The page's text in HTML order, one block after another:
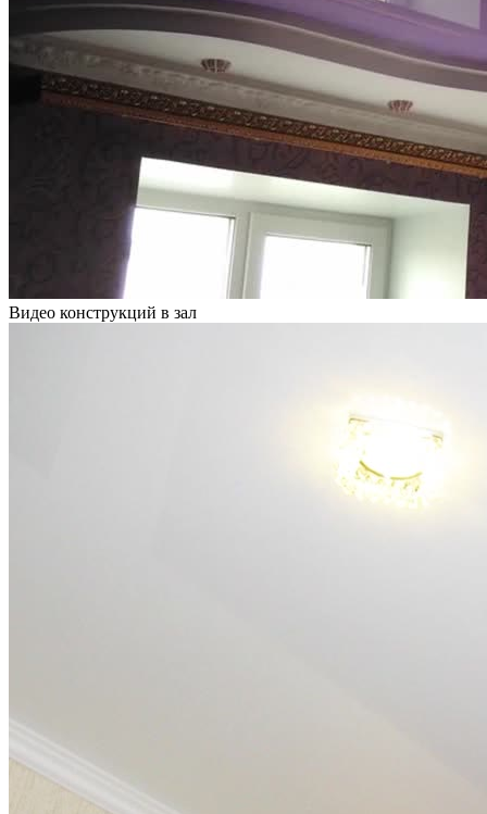
Видео конструкций в зал